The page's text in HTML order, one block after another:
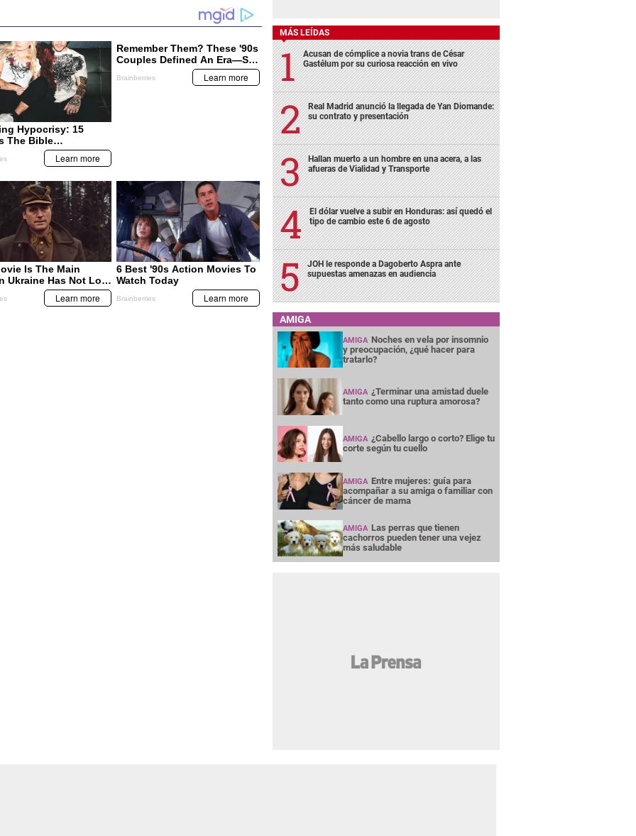
MÁS LEÍDAS
Acusan de cómplice a novia trans de César
Gastélum por su curiosa reacción en vivo
Real Madrid anunció la llegada de Yan Diomande:
su contrato y presentación
Hallan muerto a un hombre en una acera, a las
afueras de Vialidad y Transporte
El dólar vuelve a subir en Honduras: así quedó el
tipo de cambio este 6 de agosto
JOH le responde a Dagoberto Aspra ante
supuestas amenazas en audiencia
AMIGA
AMIGA Noches en vela por insomnio
y preocupación, ¿qué hacer para
tratarlo?
AMIGA ¿Terminar una amistad duele
tanto como una ruptura amorosa?
AMIGA ¿Cabello largo o corto? Elige tu
corte según tu cuello
AMIGA Entre mujeres: guía para
acompañar a su amiga o familiar con
cáncer de mama
AMIGA Las perras que tienen
cachorros pueden tener una vejez
más saludable